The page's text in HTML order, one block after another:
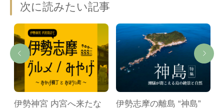
次に読みたい記事
伊勢神宮 内宮へ来たな
伊勢志摩の離島 “神島”